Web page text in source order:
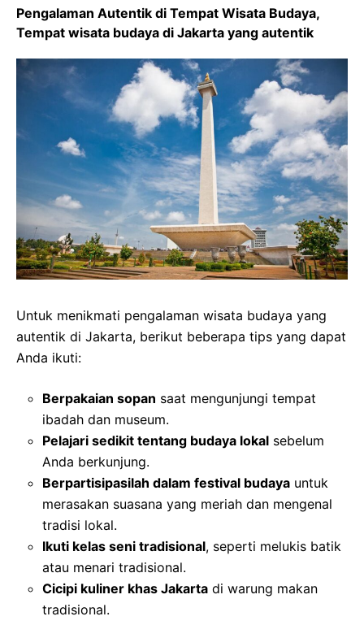
Pengalaman Autentik di Tempat Wisata Budaya,
Tempat wisata budaya di Jakarta yang autentik
Untuk menikmati pengalaman wisata budaya yang
autentik di Jakarta, berikut beberapa tips yang dapat
Anda ikuti:
Berpakaian sopan saat mengunjungi tempat
ibadah dan museum.
Pelajari sedikit tentang budaya lokal sebelum
Anda berkunjung.
Berpartisipasilah dalam festival budaya untuk
merasakan suasana yang meriah dan mengenal
tradisi lokal.
Ikuti kelas seni tradisional, seperti melukis batik
atau menari tradisional.
Cicipi kuliner khas Jakarta di warung makan
tradisional.